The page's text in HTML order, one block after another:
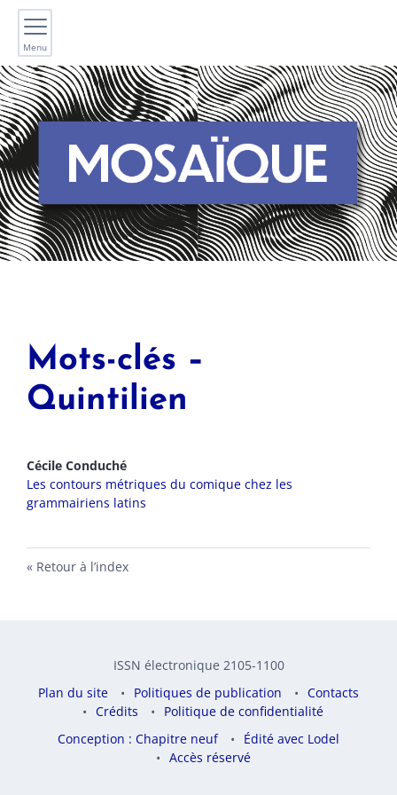
Menu
Mots-clés –
Quintilien
Cécile Conduché
Les contours métriques du comique chez les
grammairiens latins
Retour à l’index
ISSN électronique 2105-1100
Plan du site
Politiques de publication
Contacts
Crédits
Politique de confidentialité
Conception : Chapitre neuf
Édité avec Lodel
Accès réservé